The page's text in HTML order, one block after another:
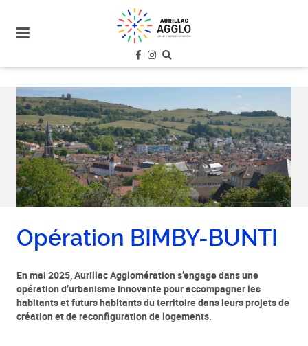
site
menu
aller au
contenu
Opération BIMBY-BUNTI
En mai 2025, Aurillac Agglomération s’engage dans une
opération d’urbanisme innovante pour accompagner les
habitants et futurs habitants du territoire dans leurs projets de
création et de reconfiguration de logements.